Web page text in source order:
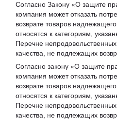
Согласно Закону «О защите
компания может отказать
возврате товаров
относятся к категориям,
Перечне
качества, не подлежащих
Согласно закону «О защите
компания может отказать
возврате товаров
относятся к категориям,
Перечне
качества, не подлежащих